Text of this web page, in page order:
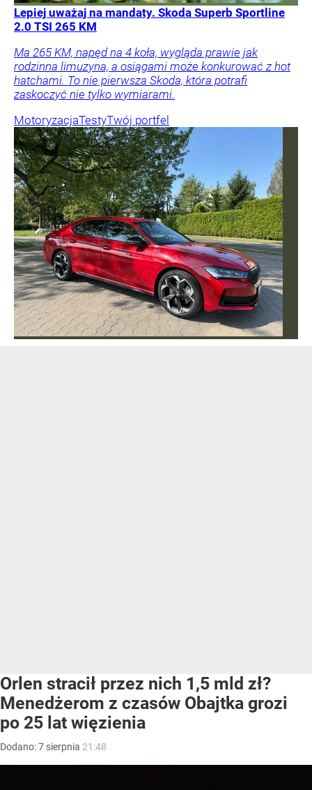
Lepiej uważaj na mandaty. Skoda Superb Sportline
2.0 TSI 265 KM
Ma 265 KM, napęd na 4 koła, wygląda prawie jak
rodzinna limuzyna, a osiągami może konkurować z hot
hatchami. To nie pierwsza Skoda, która potrafi
zaskoczyć nie tylko wymiarami.
MotoryzacjaTestyTwój portfel
Orlen stracił przez nich 1,5 mld zł?
Menedżerom z czasów Obajtka grozi
po 25 lat więzienia
Dodano:7 sierpnia 21:48